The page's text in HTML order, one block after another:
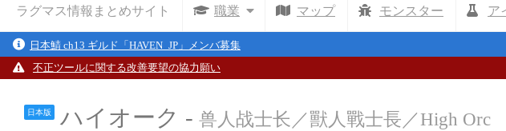
ラグマス情報まとめサイト 職業 マップ モンスター ア
日本鯖 ch13 ギルド「HAVEN_JP」メンバ募集
不正ツールに関する改善要望の協力願い
日本版 ハイオーク - 兽人战士长／獸人戰士長／High Orc